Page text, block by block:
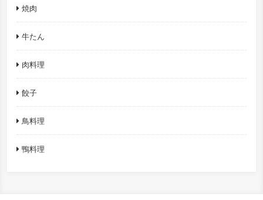
焼肉
牛たん
肉料理
餃子
鳥料理
鴨料理